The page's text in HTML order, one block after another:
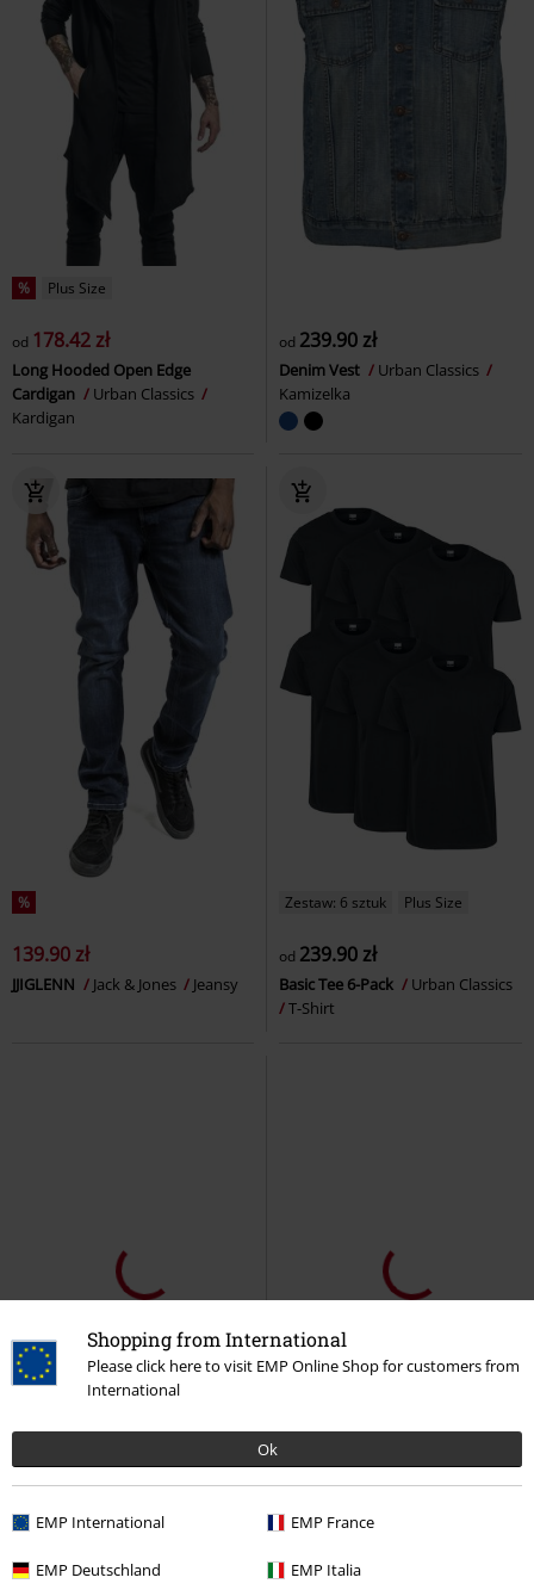
Shopping from International
Please click here to visit EMP Online Shop for customers from
International
Ok
EMP International EMP France
EMP Deutschland EMP Italia
% Plus Size
od 178.42 zł
Long Hooded Open Edge
Cardigan
Urban Classics
Kardigan
od 239.90 zł
Denim Vest
Urban Classics
Kamizelka
%
139.90 zł
JJIGLENN Jack & Jones Jeansy
Zestaw: 6 sztuk Plus Size
od 239.90 zł
Basic Tee 6-Pack
Urban Classics
T-Shirt
-25%
TYLKO w EMP
RCD od309.90 zł
Army Vintage Trousers
TYLKO w EMP
RCD179.90 zł
Walk The Line